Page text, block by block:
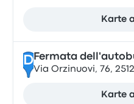
Karte
DFermata
Via Orzinuovi, 76,
Karte